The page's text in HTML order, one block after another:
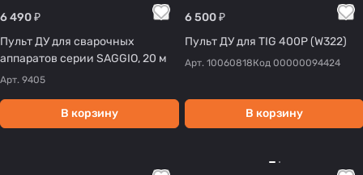
6 490 ₽
Пульт ДУ для сварочных
аппаратов серии SAGGIO, 20 м
Арт. 9405
В корзину
6 500 ₽
Пульт ДУ для TIG 400P (W322)
Арт. 10060818Код 00000094424
В корзину